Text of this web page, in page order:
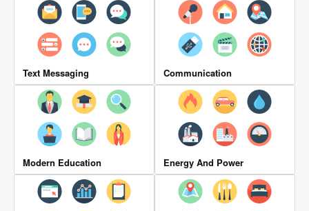
Text Messaging Communication
Modern Education Energy And Power